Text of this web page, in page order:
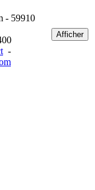
- 59910
-
Afficher